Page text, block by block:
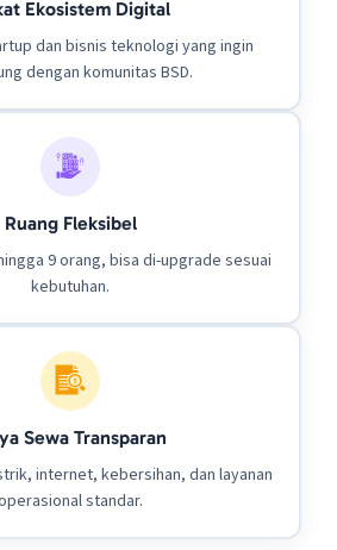
Ekosistem Digital
dan bisnis teknologi yang ingin
dengan komunitas BSD.
Ruang Fleksibel
9 orang, bisa di-upgrade sesuai
kebutuhan.
Sewa Transparan
internet, kebersihan, dan layanan
standar.